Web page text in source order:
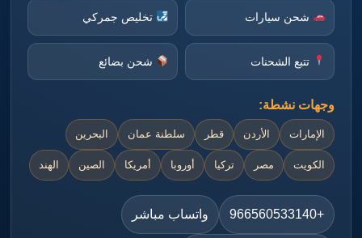
شحن سيارات تخليص جمركي
تتبع الشحنات شحن بضائع
وجهات نشطة:
الإمارات الأردن قطر سلطنة عمان البحرين
الكويت مصر تركيا أوروبا أمريكا الصين الهند
+966560533140 واتساب مباشر